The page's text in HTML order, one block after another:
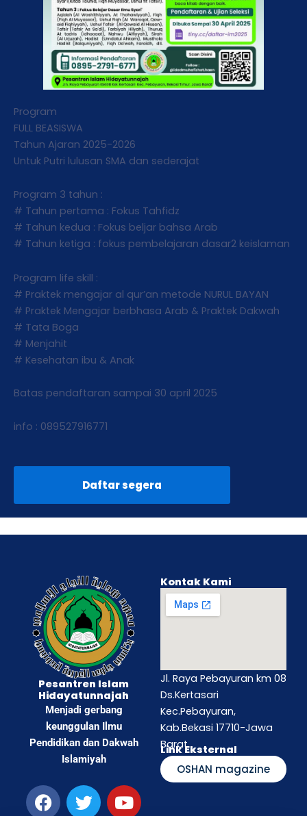
Program
FULL BEASISWA
Tahun Ajaran 2025-2026
Untuk Putri lulusan SMA dan sederajat
Program 3 tahun :
# Tahun pertama : Fokus Tahfidz
# Tahun kedua : Fokus beljar bahsa Arab
# Tahun ketiga : fokus pembelajaran dasar2 keislaman
Program life skill :
# Praktek mengajar al qur’an metode NURUL BAYAN
# Praktek Mengajar berbhasa Arab & Praktek Dakwah
# Tata Boga
# Menjahit
# Kesehatan ibu & Anak
Batas pendaftaran sampai 30 april 2025
info : 089527916771
Daftar segera
Pesantren Islam
Hidayatunnajah
Menjadi gerbang
keunggulan Ilmu
Pendidikan dan Dakwah
Islamiyah
F
a
T
w
Y
o
I
n
T
Kontak Kami
Jl. Raya Pebayuran km 08
Ds.Kertasari
Kec.Pebayuran,
Kab.Bekasi 17710-Jawa
Barat
Link Eksternal
OSHAN magazine